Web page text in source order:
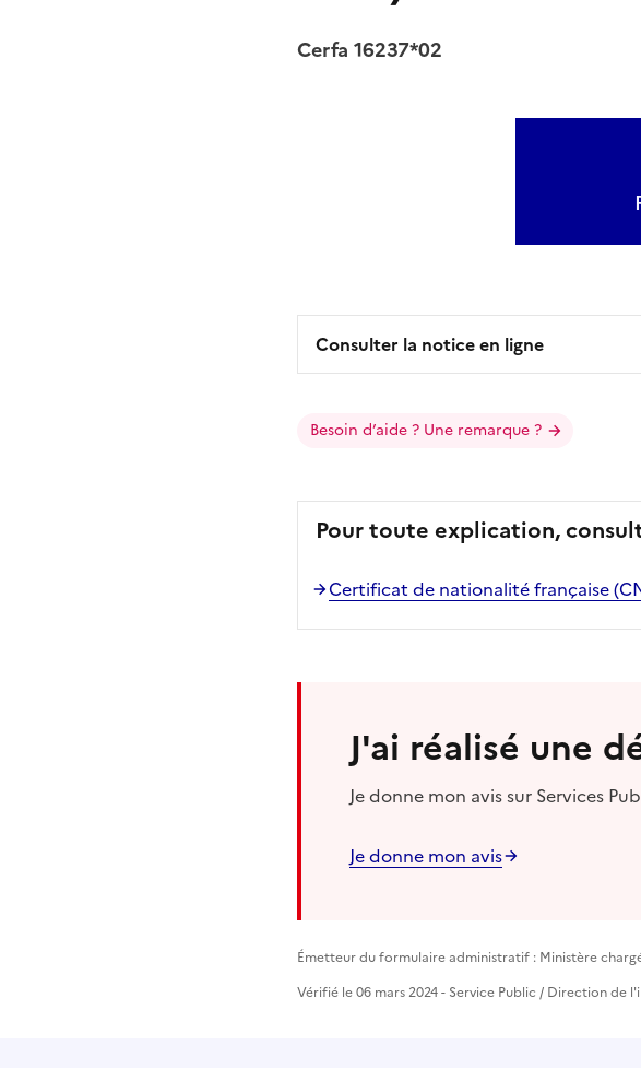
Cerfa 16237*02
Consulter la notice en ligne
Besoin d’aide ? Une remarque ?
Pour toute explication,
Certificat de nationalité française
J'ai réalisé une
Je donne mon avis sur Services
Je donne mon avis
Émetteur du formulaire administratif : Ministère
Vérifié le 06 mars 2024 - Service Public / Direction